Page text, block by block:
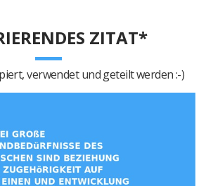
ZITAT*
verwendet und geteilt werden :-)